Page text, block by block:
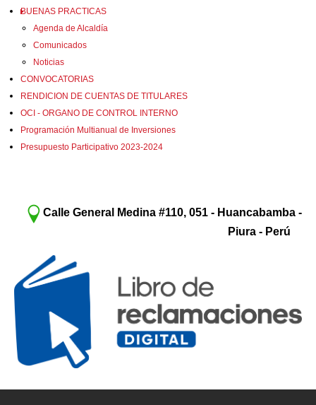
BUENAS PRACTICAS
Agenda de Alcaldía
Comunicados
Noticias
CONVOCATORIAS
RENDICION DE CUENTAS DE TITULARES
OCI - ORGANO DE CONTROL INTERNO
Programación Multianual de Inversiones
Presupuesto Participativo 2023-2024
Calle General Medina #110, 051 - Huancabamba -
Piura - Perú